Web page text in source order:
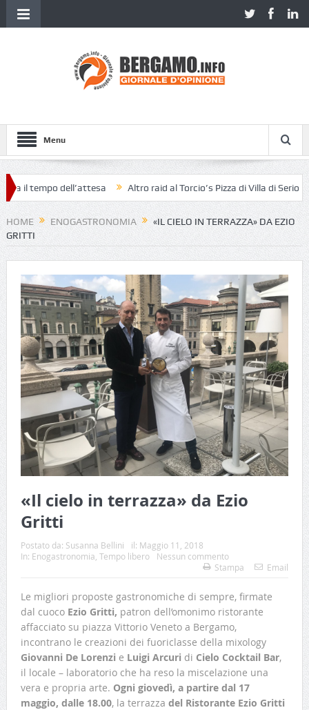
Menu
tempo dell’attesa Altro raid al Torcio’s Pizza di Villa di Serio
HOME ENOGASTRONOMIA
«IL CIELO IN TERRAZZA» DA EZIO
GRITTI
«Il cielo in terrazza» da Ezio
Gritti
Postato da: Susanna Bellini il: Maggio 11, 2018
In: Enogastronomia Tempo libero
Nessun commento
Stampa
Email
Le migliori proposte gastronomiche di sempre, firmate
dal cuoco Ezio Gritti, patron dell’omonimo ristorante
affacciato su piazza Vittorio Veneto a Bergamo,
incontrano le creazioni dei fuoriclasse della mixology
Giovanni De Lorenzi e Luigi Arcuri di Cielo Cocktail Bar,
il locale – laboratorio che ha reso la miscelazione una
vera e propria arte. Ogni giovedì, a partire dal 17
maggio, dalle 18.00, la terrazza del Ristorante Ezio Gritti